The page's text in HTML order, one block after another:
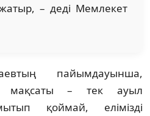
жатыр, – деді Мемлекет
пайымдауынша,
мақсаты – тек ауыл
қоймай, елімізді